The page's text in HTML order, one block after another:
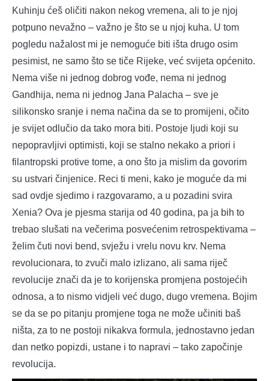
Kuhinju ćeš oličiti nakon nekog vremena, ali to je njoj
potpuno nevažno – važno je što se u njoj kuha. U tom
pogledu nažalost mi je nemoguće biti išta drugo osim
pesimist, ne samo što se tiče Rijeke, već svijeta općenito.
Nema više ni jednog dobrog vođe, nema ni jednog
Gandhija, nema ni jednog Jana Palacha – sve je
silikonsko sranje i nema načina da se to promijeni, očito
je svijet odlučio da tako mora biti. Postoje ljudi koji su
nepopravljivi optimisti, koji se stalno nekako a priori i
filantropski protive tome, a ono što ja mislim da govorim
su ustvari činjenice. Reci ti meni, kako je moguće da mi
sad ovdje sjedimo i razgovaramo, a u pozadini svira
Xenia? Ova je pjesma starija od 40 godina, pa ja bih to
trebao slušati na večerima posvećenim retrospektivama –
želim čuti novi bend, svježu i vrelu novu krv. Nema
revolucionara, to zvuči malo izlizano, ali sama riječ
revolucije znači da je to korijenska promjena postojećih
odnosa, a to nismo vidjeli već dugo, dugo vremena. Bojim
se da se po pitanju promjene toga ne može učiniti baš
ništa, za to ne postoji nikakva formula, jednostavno jedan
dan netko popizdi, ustane i to napravi – tako započinje
revolucija.